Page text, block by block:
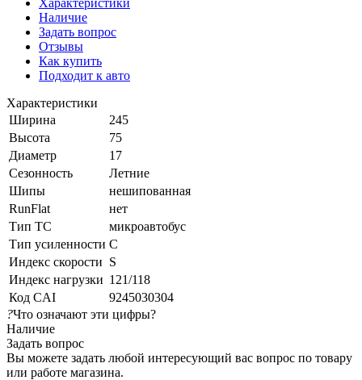
Наличие
Задать вопрос
Отзывы
Как купить
Подходит к авто
Характеристики
Ширина
245
Высота
75
Диаметр
17
Сезонность
Летние
Шипы
нешипованная
RunFlat
нет
Тип ТС
микроавтобус
Тип усиленности С
Индекс скорости S
Индекс нагрузки 121/118
Код CAI
9245030304
?Что означают эти цифры?
Наличие
Задать вопрос
Вы можете задать любой интересующий вас вопрос по товару
или работе магазина.